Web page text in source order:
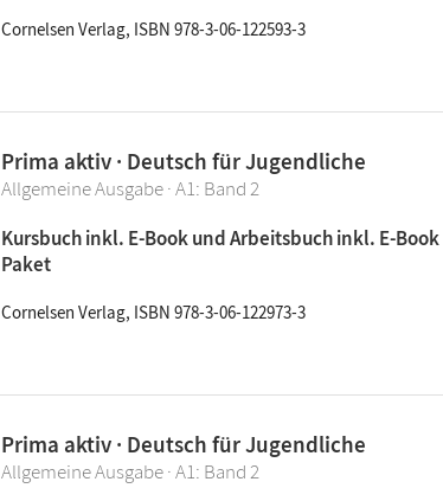
Cornelsen Verlag, ISBN 978-3-06-122593-3
Prima aktiv · Deutsch für Jugendliche
Allgemeine Ausgabe · A1: Band 2
Kursbuch inkl. E-Book und Arbeitsbuch inkl. E-
Paket
Cornelsen Verlag, ISBN 978-3-06-122973-3
Prima aktiv · Deutsch für Jugendliche
Allgemeine Ausgabe · A1: Band 2